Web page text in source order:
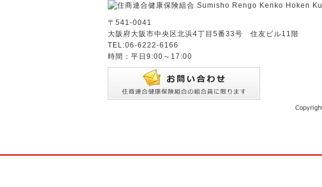
〒541-0041
大阪府大阪市中央区北浜4丁目5番33号 住友ビル11階
TEL:06-6222-6166
時間：平日9:00～17:00